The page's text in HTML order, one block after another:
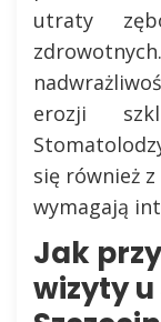
utraty
erozji
się również
wymagają
Jak
wizyty